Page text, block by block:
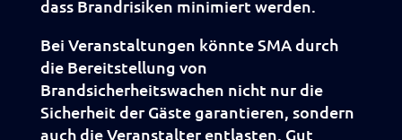
dass Brandrisiken minimiert werden.
Bei Veranstaltungen könnte SMA durch
die Bereitstellung von
Brandsicherheitswachen nicht nur die
Sicherheit der Gäste garantieren, sondern
auch die Veranstalter entlasten. Gut